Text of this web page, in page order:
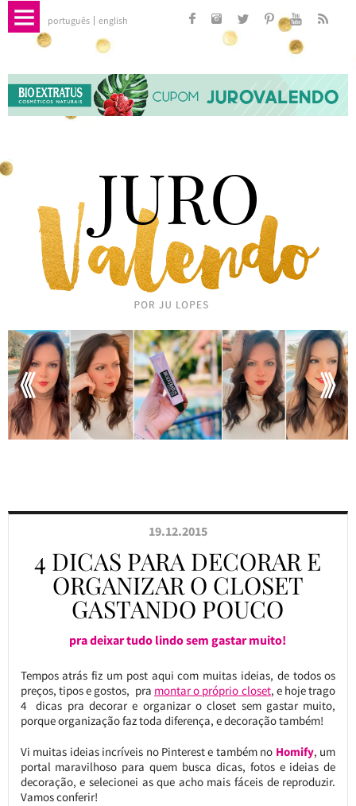
português english
19.12.2015
4 DICAS PARA DECORAR E
ORGANIZAR O CLOSET
GASTANDO POUCO
pra deixar tudo lindo sem gastar muito!
Tempos atrás fiz um post aqui com muitas ideias, de todos os
preços, tipos e gostos, pra montar o próprio closet, e hoje trago
4 dicas pra decorar e organizar o closet sem gastar muito,
porque organização faz toda diferença, e decoração também!
Vi muitas ideias incríveis no Pinterest e também no Homify, um
portal maravilhoso para quem busca dicas, fotos e ideias de
decoração, e selecionei as que acho mais fáceis de reproduzir.
Vamos conferir!